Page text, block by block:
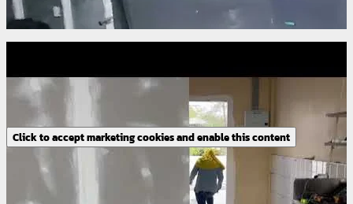
Click to accept marketing cookies and enable this content